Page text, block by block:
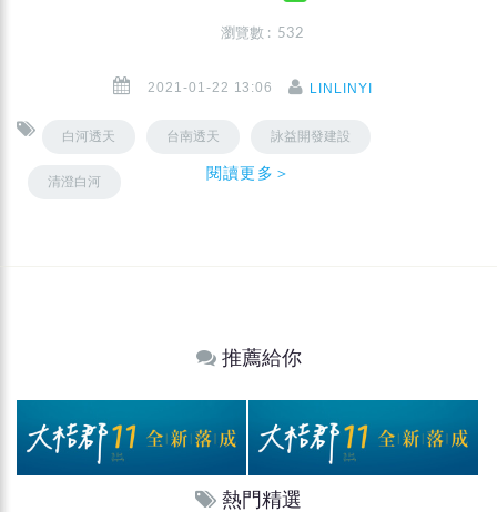
瀏覽數 : 532
2021-01-22 13:06 LINLINYI
白河透天 台南透天 詠益開發建設
清澄白河 閱讀更多＞
推薦給你
熱門精選